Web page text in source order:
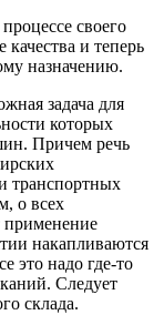
своего
и теперь
назначению.
задача для
которых
Причем речь
транспортных
о всех
применение
накапливаются
это надо где-то
Следует
склада.